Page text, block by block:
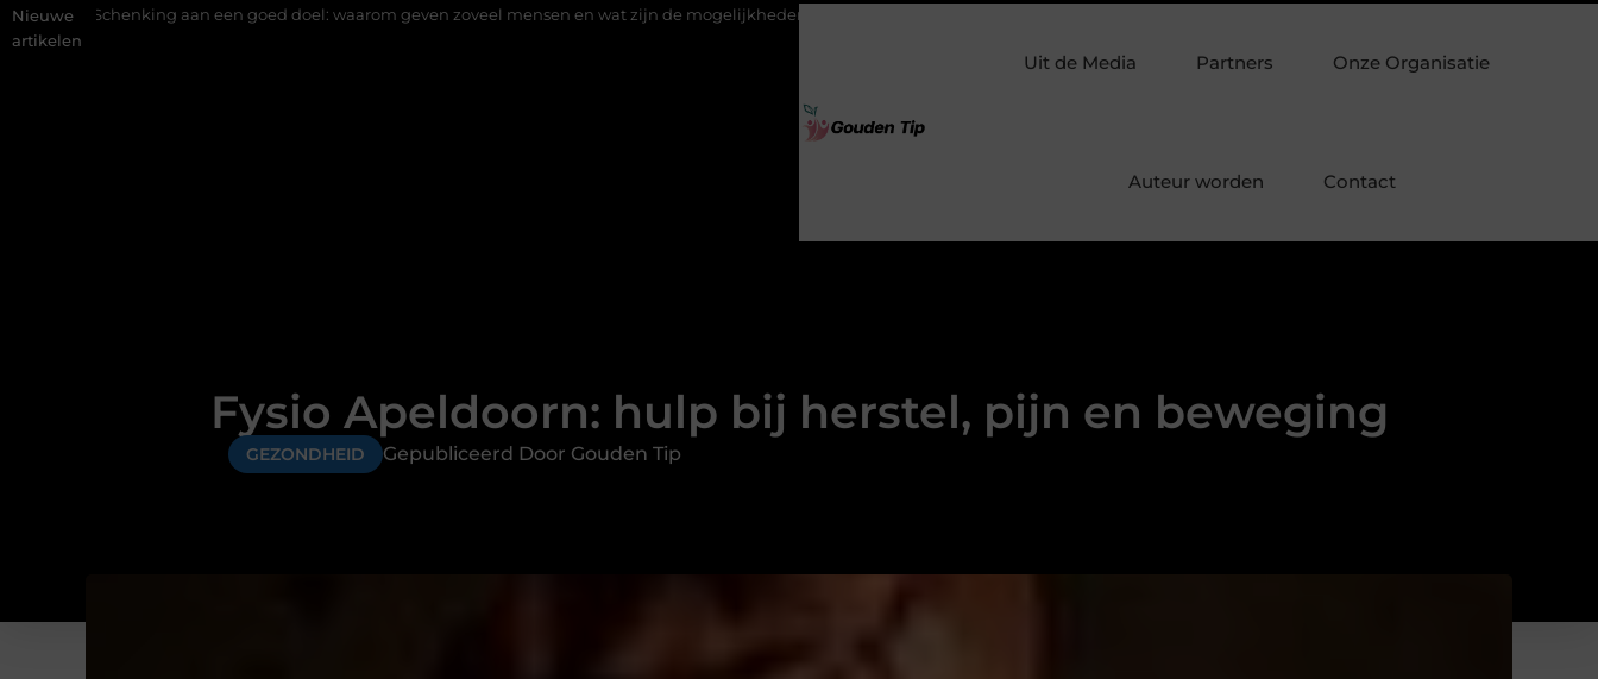
Nieuwe
artikelen
aan een goed doel: waarom geven zoveel mensen en wat zijn de mogelijkheden? Uw stappenplan naar een nieuwe vloer met luxe laminaat
Uit de Media Partners Onze Organisatie
Auteur worden Contact
Fysio Apeldoorn: hulp bij herstel, pijn en beweging
GEZONDHEID Gepubliceerd Door Gouden Tip